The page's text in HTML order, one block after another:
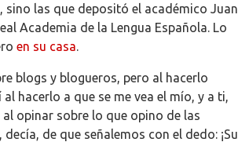
las que depositó el académico Juan
Academia de la Lengua Española. Lo
en su casa.
blogs y blogueros, pero al hacerlo
hacerlo a que se me vea el mío, y a ti,
opinar sobre lo que opino de las
de que señalemos con el dedo: ¡Su